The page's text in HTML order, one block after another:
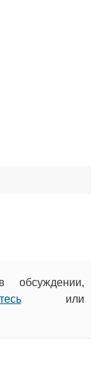
обсуждении,
или